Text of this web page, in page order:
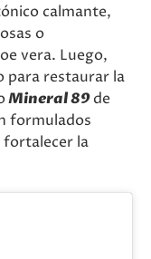
calmante,
o
vera. Luego,
para restaurar la
Mineral 89de
formulados
fortalecer la